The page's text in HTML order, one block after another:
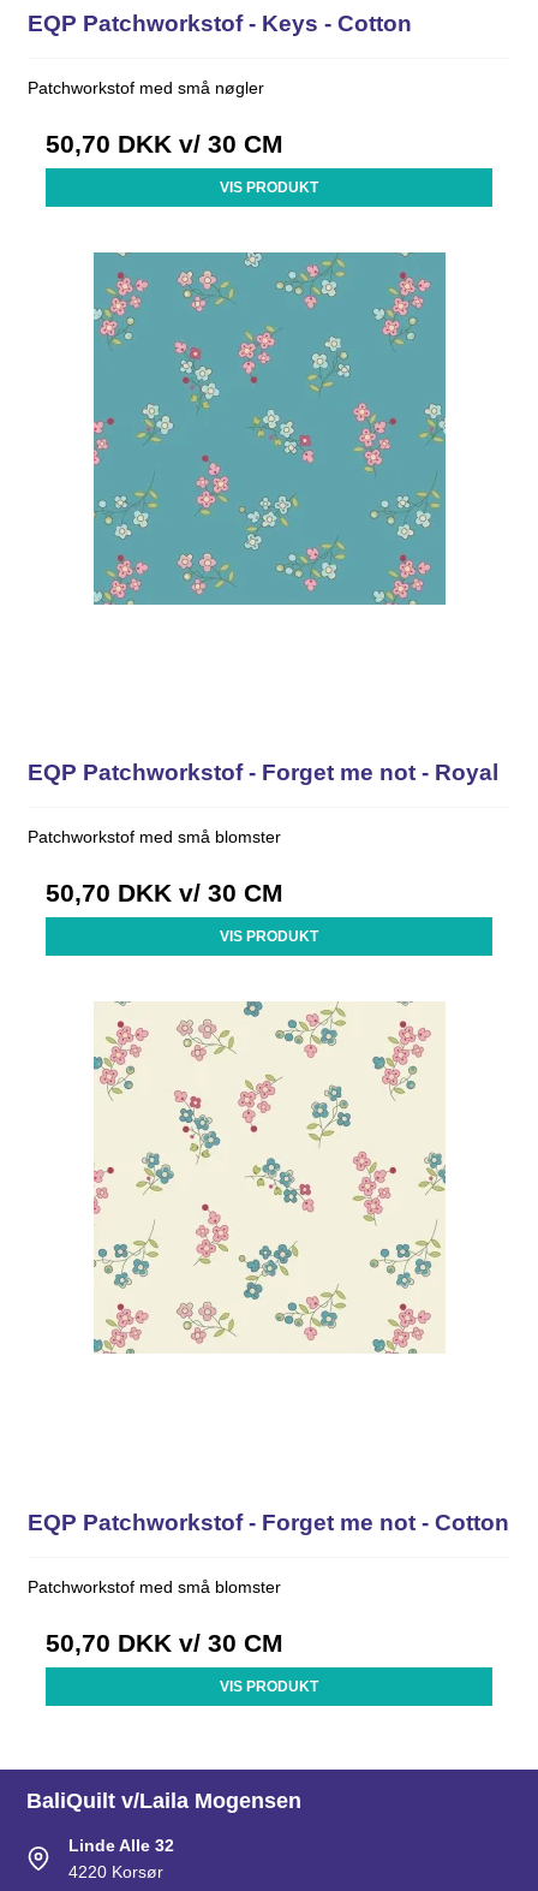
EQP Patchworkstof - Keys - Cotton
Patchworkstof med små nøgler
50,70 DKK v/ 30 CM
VIS PRODUKT
EQP Patchworkstof - Forget me not - Royal
Patchworkstof med små blomster
50,70 DKK v/ 30 CM
VIS PRODUKT
EQP Patchworkstof - Forget me not - Cotton
Patchworkstof med små blomster
50,70 DKK v/ 30 CM
VIS PRODUKT
BaliQuilt v/Laila Mogensen
Linde Alle 32
4220 Korsør